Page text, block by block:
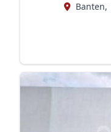
Banten,